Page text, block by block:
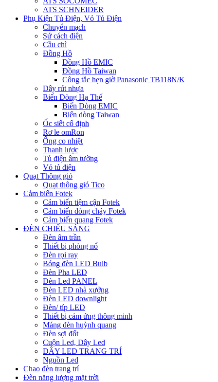
ATS SCHNEIDER
Phụ Kiện Tủ Điện, Vỏ Tủ Điện
Chuyển mạch
Sứ cách điện
Cầu chì
Đồng Hồ
Đồng Hồ EMIC
Đồng Hồ Taiwan
Công tắc hẹn giờ Panasonic TB118N/K
Dây rút nhựa
Biến Dòng Hạ Thế
Biến Dòng EMIC
Biến dòng Taiwan
Ốc siết cố định
Rơ le omRon
Ống co nhiệt
Thanh lược
Tủ điện âm tường
Vỏ tủ điện
Quạt Thông gió
Quạt thông gió Tico
Cảm biến Fotek
Cảm biến tiệm cận Fotek
Cảm biến dòng chảy Fotek
Cảm biến quang Fotek
ĐÈN CHIẾU SÁNG
Đèn âm trần
Thiết bị phòng nổ
Đèn rọi ray
Bóng đèn LED Bulb
Đèn Pha LED
Đèn Led PANEL
Đèn LED nhà xưởng
Đèn LED downlight
Đèn/ típ LED
Thiết bị cảm ứng thông minh
Máng đèn huỳnh quang
Đèn sợi đốt
Cuộn Led, Dây Led
DÂY LED TRANG TRÍ
Nguồn Led
Chao đèn trang trí
Đèn năng lượng mặt trời